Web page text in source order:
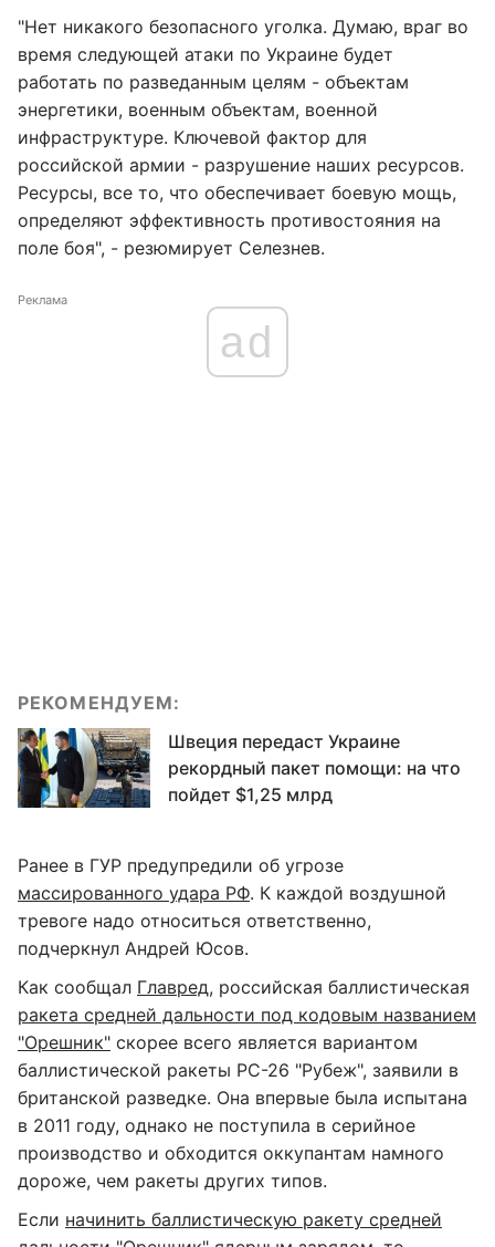
"Нет никакого безопасного уголка. Думаю, враг во
время следующей атаки по Украине будет
работать по разведанным целям - объектам
энергетики, военным объектам, военной
инфраструктуре. Ключевой фактор для
российской армии - разрушение наших ресурсов.
Ресурсы, все то, что обеспечивает боевую мощь,
определяют эффективность противостояния на
поле боя", - резюмирует Селезнев.
Реклама
ad
РЕКОМЕНДУЕМ:
Швеция передаст Украине
рекордный пакет помощи: на что
пойдет $1,25 млрд
Ранее в ГУР предупредили об угрозе
массированного удара РФ. К каждой воздушной
тревоге надо относиться ответственно,
подчеркнул Андрей Юсов.
Как сообщал Главред, российская баллистическая
ракета средней дальности под кодовым названием
"Орешник" скорее всего является вариантом
баллистической ракеты РС-26 "Рубеж", заявили в
британской разведке. Она впервые была испытана
в 2011 году, однако не поступила в серийное
производство и обходится оккупантам намного
дороже, чем ракеты других типов.
Если начинить баллистическую ракету средней